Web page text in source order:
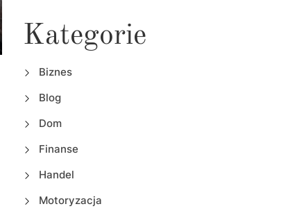
Kategorie
Biznes
Blog
Dom
Finanse
Handel
Motoryzacja